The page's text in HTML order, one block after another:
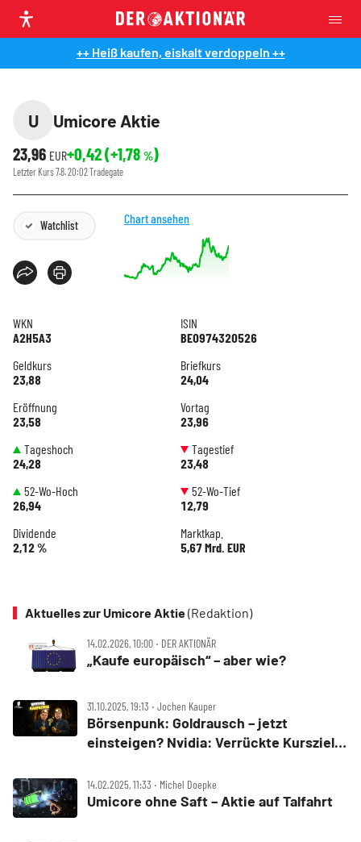
++ Heiß kaufen, eiskalt verdoppeln ++
U
Umicore Aktie
23,96 EUR+0,42(+1,78 %)
Letzter Kurs7.8. 20:02Tradegate
Watchlist Chart ansehen
WKN
A2H5A3
ISIN
BE0974320526
Geldkurs
23,88
Briefkurs
24,04
Eröffnung
23,58
Vortag
23,96
Tageshoch
24,28
Tagestief
23,48
52-Wo-Hoch
26,94
52-Wo-Tief
12,79
Dividende
2,12 %
Marktkap.
5,67 Mrd. EUR
Aktuelles zur Umicore Aktie(Redaktion)
14.02.2026, 10:00 ‧ DER AKTIONÄR
„Kaufe europäisch“ – aber wie?
31.10.2025, 19:13 ‧ Jochen Kauper
Börsenpunk: Goldrausch – jetzt
einsteigen? Nvidia: Verrückte Kursziele:
L'Oréal, Gamestop im Check
14.02.2025, 11:33 ‧ Michel Doepke
Umicore ohne Saft – Aktie auf Talfahrt